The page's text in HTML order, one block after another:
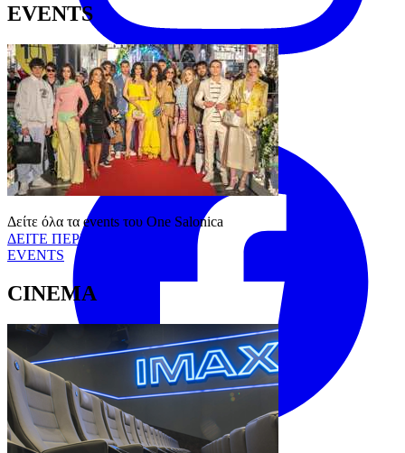
EVENTS
Δείτε όλα τα events του One Salonica
ΔΕΙΤΕ ΠΕΡΙΣΣΟΤΕΡΑ
EVENTS
CINEMA
Facebook